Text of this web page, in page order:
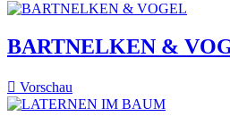
BARTNELKEN &
 Vorschau